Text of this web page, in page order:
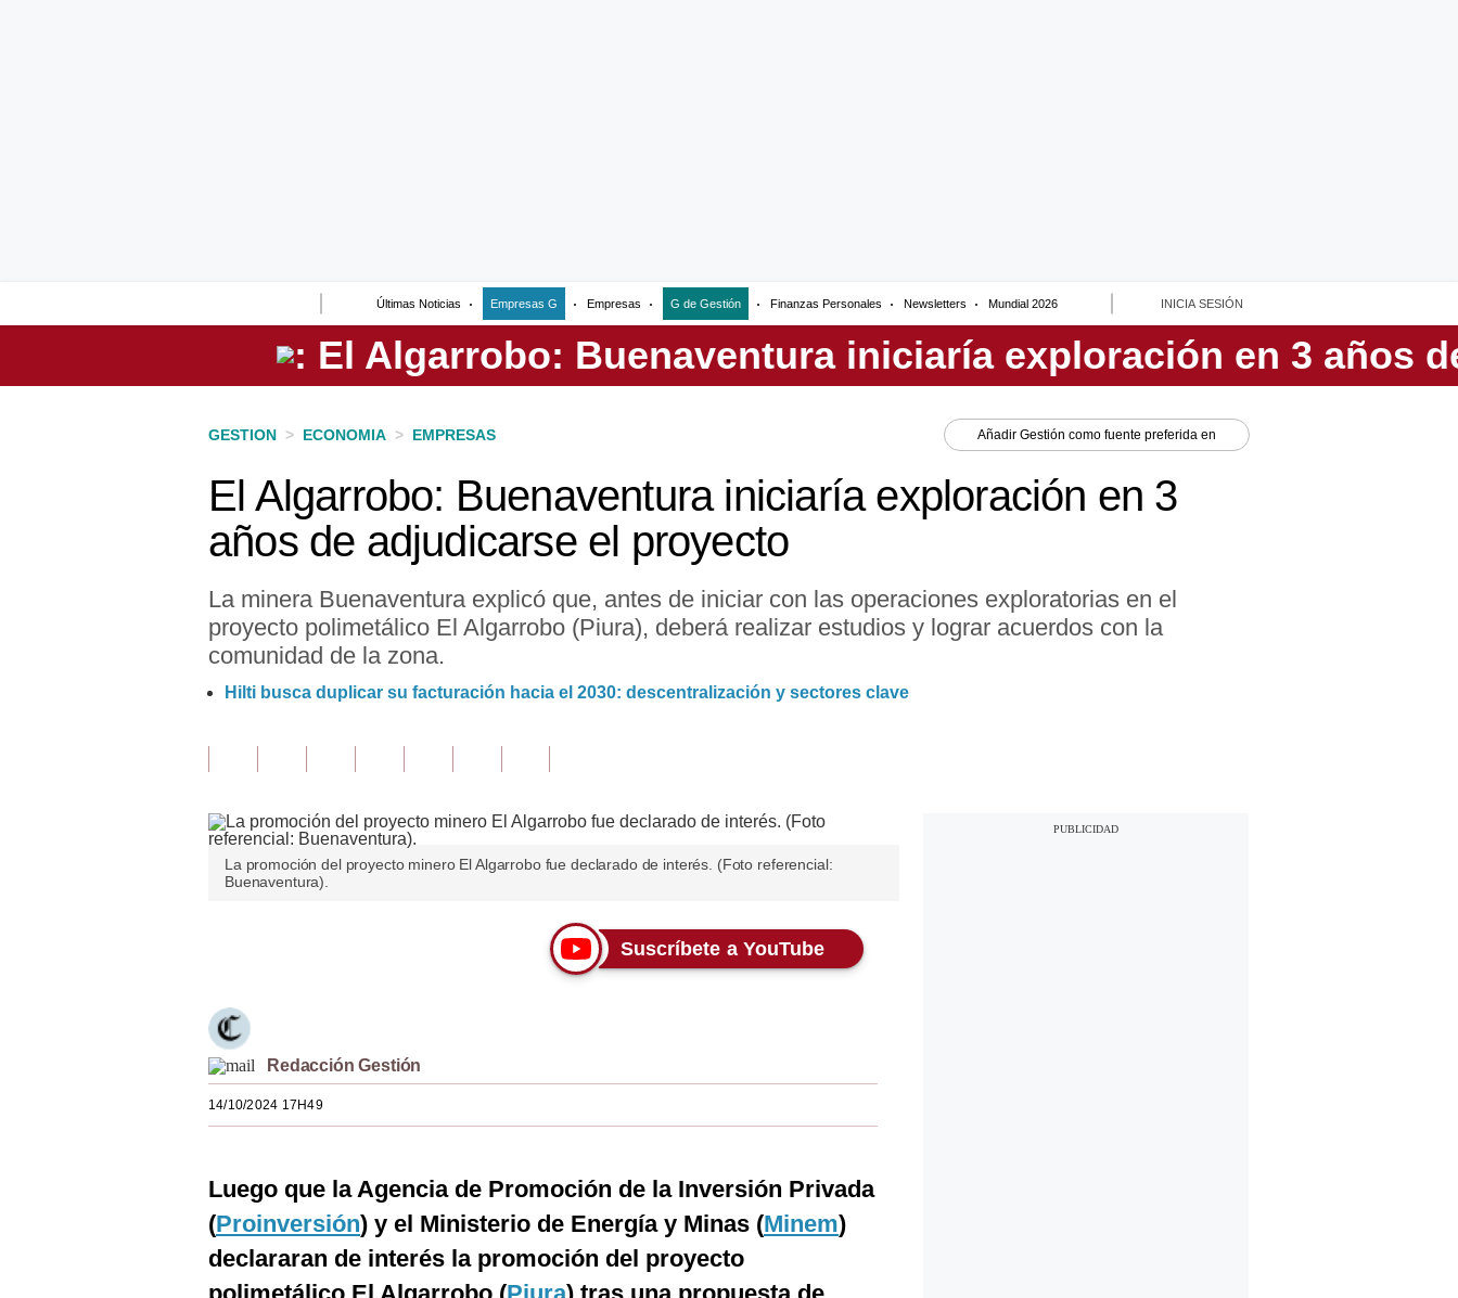
Últimas Noticias Empresas G Empresas G de Gestión Finanzas Personales Newsletters Mundial 2026 INICIA SESIÓN
Perú
GESTION > ECONOMIA > EMPRESAS Añadir Gestión como fuente preferida en
El Algarrobo: Buenaventura iniciaría exploración en 3
años de adjudicarse el proyecto
La minera Buenaventura explicó que, antes de iniciar con las operaciones exploratorias en el
proyecto polimetálico El Algarrobo (Piura), deberá realizar estudios y lograr acuerdos con la
comunidad de la zona.
Hilti busca duplicar su facturación hacia el 2030: descentralización y sectores clave
La promoción del proyecto minero El Algarrobo fue declarado de interés. (Foto referencial:
Buenaventura).
Suscríbete a YouTube
Redacción Gestión
14/10/2024 17H49
Luego que la Agencia de Promoción de la Inversión Privada
(Proinversión) y el Ministerio de Energía y Minas (Minem)
declararan de interés la promoción del proyecto